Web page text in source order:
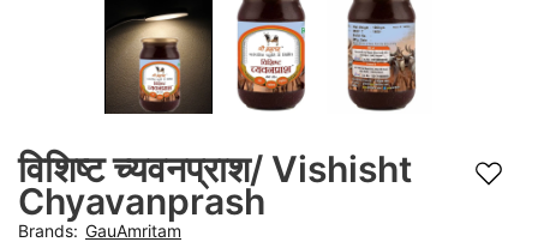
wellness.
विशिष्ट च्यवनप्राश/ Vishisht
Chyavanprash
Brands: GauAmritam
Add